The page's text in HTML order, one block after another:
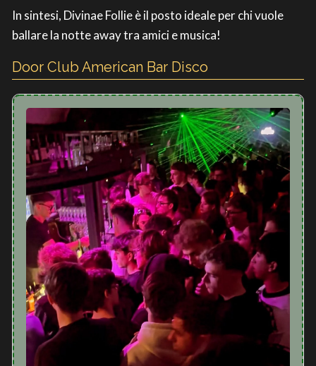
In sintesi, Divinae Follie è il posto ideale per chi vuole
ballare la notte away tra amici e musica!
Door Club American Bar Disco